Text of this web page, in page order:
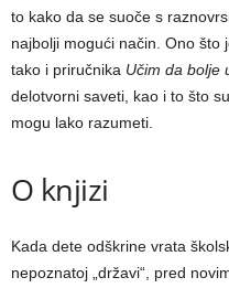
to kako da se suoče s
najbolji mogući način. Ono što
tako i priručnika Učim da bolje
delotvorni saveti, kao i to što
mogu lako razumeti.
O knjizi
Kada dete odškrine vrata
nepoznatoj „državi“, pred